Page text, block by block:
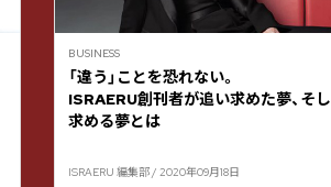
BUSINESS
「違う」ことを恐れない。
ISRAERU創刊者が追い求めた夢、そ
求める夢とは
ISRAERU 編集部 / 2020年09月18日